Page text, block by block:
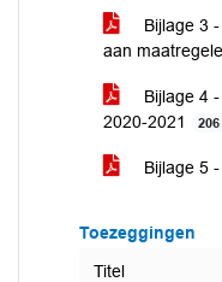
Bijlage 3
aan
Bijlage 4
2020-2021
Bijlage 5
Toezeggingen
Titel